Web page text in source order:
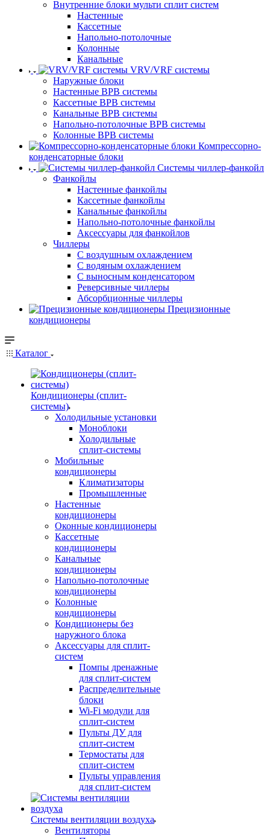
Внутренние блоки мульти сплит систем
Настенные
Кассетные
Напольно-потолочные
Колонные
Канальные
VRV/VRF системы
Наружные блоки
Настенные ВРВ системы
Кассетные ВРВ системы
Канальные ВРВ системы
Напольно-потолочные ВРВ системы
Колонные ВРВ системы
Компрессорно-
конденсаторные блоки
Системы чиллер-фанкойл
Фанкойлы
Настенные фанкойлы
Кассетные фанкойлы
Канальные фанкойлы
Напольно-потолочные фанкойлы
Аксессуары для фанкойлов
Чиллеры
С воздушным охлаждением
С водяным охлаждением
С выносным конденсатором
Реверсивные чиллеры
Абсорбционные чиллеры
Прецизионные
кондиционеры
Каталог
Кондиционеры (сплит-
системы)
Холодильные установки
Моноблоки
Холодильные
сплит-системы
Мобильные
кондиционеры
Климатизаторы
Промышленные
Настенные
кондиционеры
Оконные кондиционеры
Кассетные
кондиционеры
Канальные
кондиционеры
Напольно-потолочные
кондиционеры
Колонные
кондиционеры
Кондиционеры без
наружного блока
Аксессуары для сплит-
систем
Помпы дренажные
для сплит-систем
Распределительные
блоки
Wi-Fi модули для
сплит-систем
Пульты ДУ для
сплит-систем
Термостаты для
сплит-систем
Пульты управления
для сплит-систем
Системы вентиляции воздуха
Вентиляторы